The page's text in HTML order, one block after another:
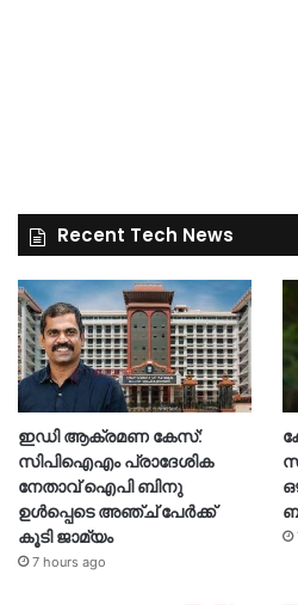
Recent Tech News
ഇഡി ആക്രമണ കേസ്:
സിപിഐഎം പ്രാദേശിക
നേതാവ് ഐപി ബിനു
ഉൾപ്പെടെ അഞ്ച് പേർക്ക്
കൂടി ജാമ്യം
7 hours ago